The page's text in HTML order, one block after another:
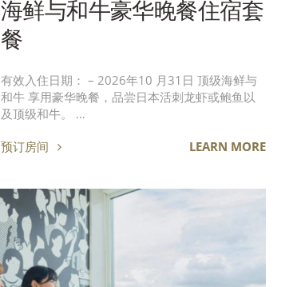
海鲜与和牛豪华晚餐住宿套
餐
有效入住日期： – 2026年10 月31日 顶级海鲜与
和牛 享用豪华晚餐，品尝日本活刺龙虾或鲍鱼以
及顶级和牛。 …
预订房间 LEARN MORE